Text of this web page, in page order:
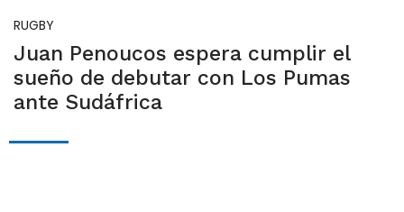
RUGBY
Juan Penoucos espera cumplir el
sueño de debutar con Los Pumas
ante Sudáfrica